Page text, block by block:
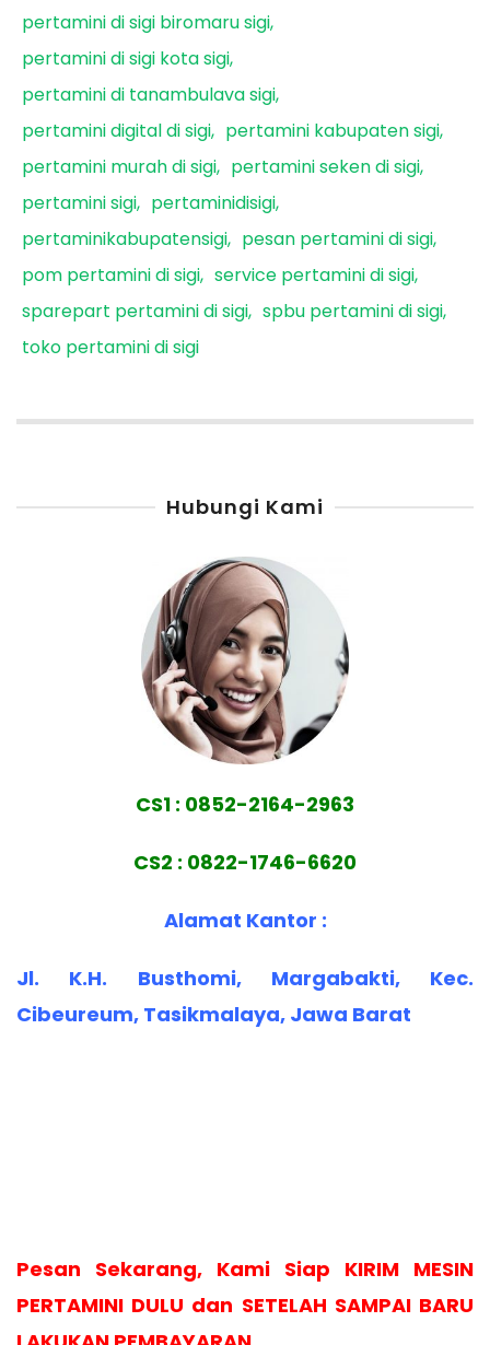
pertamini di sigi biromaru sigi
pertamini di sigi kota sigi
pertamini di tanambulava sigi
pertamini digital di sigi
pertamini kabupaten sigi
pertamini murah di sigi
pertamini seken di sigi
pertamini sigi
pertaminidisigi
pertaminikabupatensigi
pesan pertamini di sigi
pom pertamini di sigi service pertamini di sigi
sparepart pertamini di sigi spbu pertamini di sigi
toko pertamini di sigi
Hubungi Kami
CS1 : 0852-2164-2963
CS2 : 0822-1746-6620
Alamat Kantor :
Jl. K.H. Busthomi, Margabakti, Kec.
Cibeureum, Tasikmalaya, Jawa Barat
Pesan Sekarang, Kami Siap KIRIM MESIN
PERTAMINI DULU dan SETELAH SAMPAI BARU